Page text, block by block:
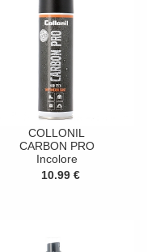
COLLONIL
CARBON PRO
Incolore
10.99 €